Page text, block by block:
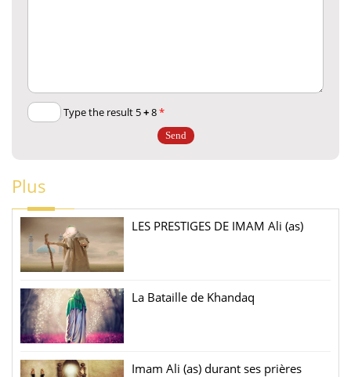
*
+8
Plus
LES PRESTIGES DE IMAM Ali (as)
La Bataille de Khandaq
Imam Ali (as) durant ses prières